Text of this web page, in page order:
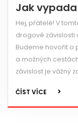
Jak
Hej, přátelé! V
drogové závislosti
Budeme hovořit o
a možných
závislost je vážný
ČÍST VÍCE